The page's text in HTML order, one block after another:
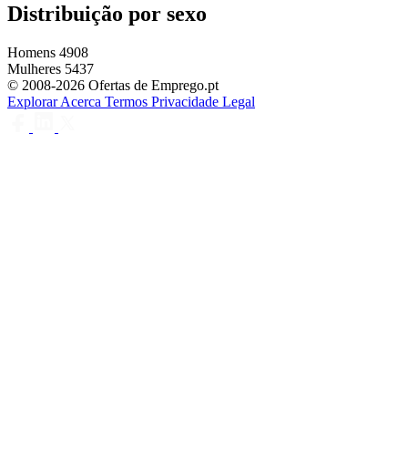
Distribuição por sexo
Homens 4908
Mulheres 5437
© 2008-2026 Ofertas de Emprego.pt
ExplorarAcerca Termos Privacidade Legal